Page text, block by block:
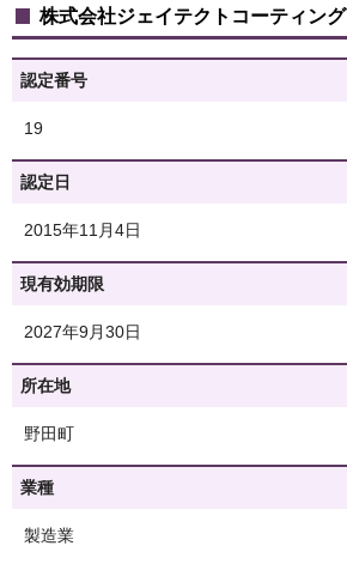
株式会社ジェイテクトコーティング
認定番号
19
認定日
2015年11月4日
現有効期限
2027年9月30日
所在地
野田町
業種
製造業